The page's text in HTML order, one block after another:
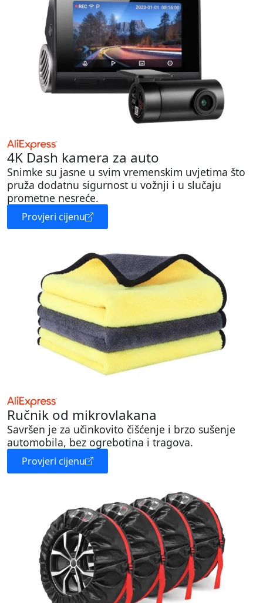
4K Dash kamera za auto
Snimke su jasne u svim vremenskim uvjetima što
pruža dodatnu sigurnost u vožnji i u slučaju
prometne nesreće.
Provjeri cijenu
Ručnik od mikrovlakana
Savršen je za učinkovito čišćenje i brzo sušenje
automobila, bez ogrebotina i tragova.
Provjeri cijenu